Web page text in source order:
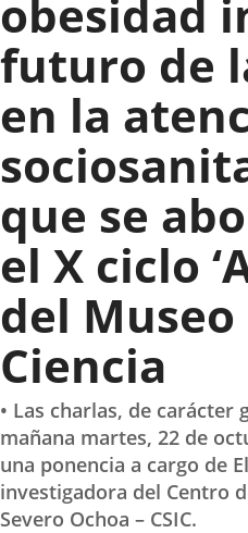
obesidad
futuro de
en la
que se
el X ciclo
del Museo
Ciencia
• Las charlas, de
mañana martes, 22 de
una ponencia a cargo de
investigadora del Centro
Severo Ochoa – CSIC.